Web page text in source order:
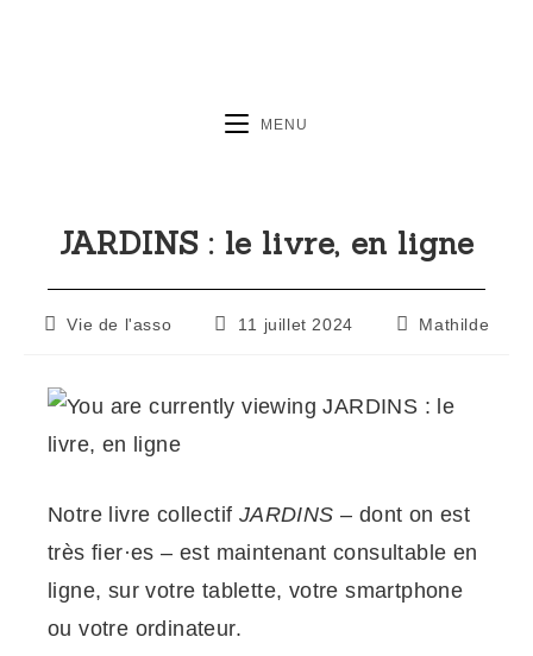
MENU
JARDINS : le livre, en ligne
Vie de l'asso 11 juillet 2024 Mathilde
Notre livre collectif JARDINS – dont on est
très fier·es – est maintenant consultable en
ligne, sur votre tablette, votre smartphone
ou votre ordinateur.